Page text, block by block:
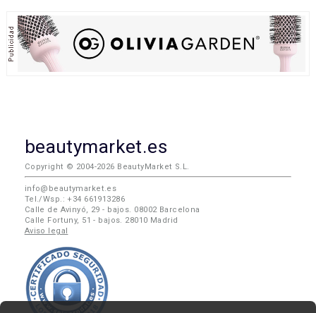
beautymarket.es
Copyright © 2004-2026 BeautyMarket S.L.
info@beautymarket.es
Tel./Wsp.: +34 661913286
Calle de Avinyó, 29 - bajos. 08002 Barcelona
Calle Fortuny, 51 - bajos. 28010 Madrid
Aviso legal